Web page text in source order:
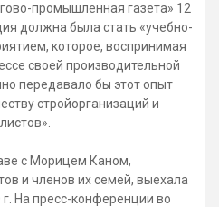
промышленная газета» 12
должна была стать «учебно-
которое, воспринимая
своей производительной
передавало бы этот опыт
стройорганизаций и
с Морицем Каном,
и членов их семей, выехала
На пресс-конференции во